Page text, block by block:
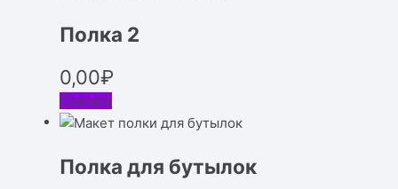
Полка 2
0,00₽
Скачать
Полка для бутылок